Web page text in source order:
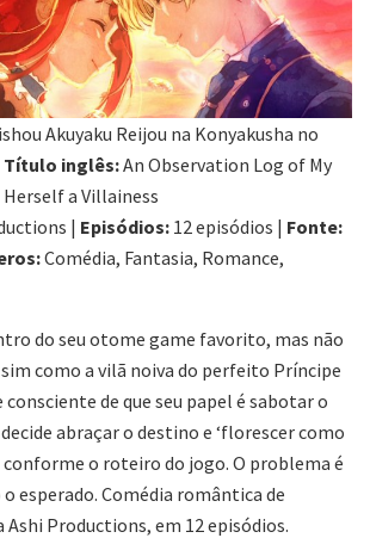
Akuyaku Reijou na Konyakusha no
Título inglês:An Observation Log of My
Herself a Villainess
| Episódios: 12 episódios | Fonte:
Comédia, Fantasia, Romance,
do seu otome game favorito, mas não
como a vilã noiva do perfeito Príncipe
de que seu papel é sabotar o
abraçar o destino e ‘florescer como
o roteiro do jogo. O problema é
o esperado. Comédia romântica de
Ashi Productions, em 12 episódios.